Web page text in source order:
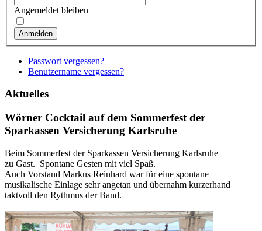
Angemeldet bleiben
Anmelden
Passwort vergessen?
Benutzername vergessen?
Aktuelles
Wörner Cocktail auf dem Sommerfest der
Sparkassen Versicherung Karlsruhe
Beim Sommerfest der Sparkassen Versicherung Karlsruhe
zu Gast. Spontane Gesten mit viel Spaß.
Auch Vorstand Markus Reinhard war für eine spontane
musikalische Einlage sehr angetan und übernahm kurzerhand
taktvoll den Rythmus der Band.